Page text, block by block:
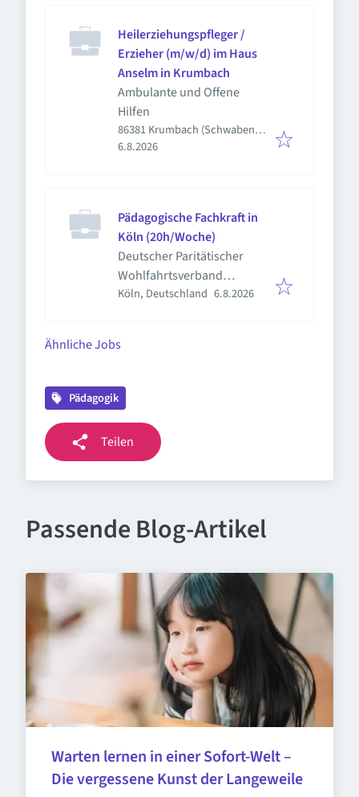
Heilerziehungspfleger /
Erzieher (m/w/d) im Haus
Anselm in Krumbach
Ambulante und Offene
Hilfen
86381 Krumbach (Schwaben),
Deutschland
Veröffentlicht
6.8.2026
Pädagogische Fachkraft in
Köln (20h/Woche)
Deutscher Paritätischer
Wohlfahrtsverband
Landesverband Nordrhein-
Köln, Deutschland Veröffentlicht:
6.8.2026
Ähnliche Jobs
Pädagogik
Teilen
Passende Blog-Artikel
Warten lernen in einer Sofort-Welt –
Die vergessene Kunst der Langeweile